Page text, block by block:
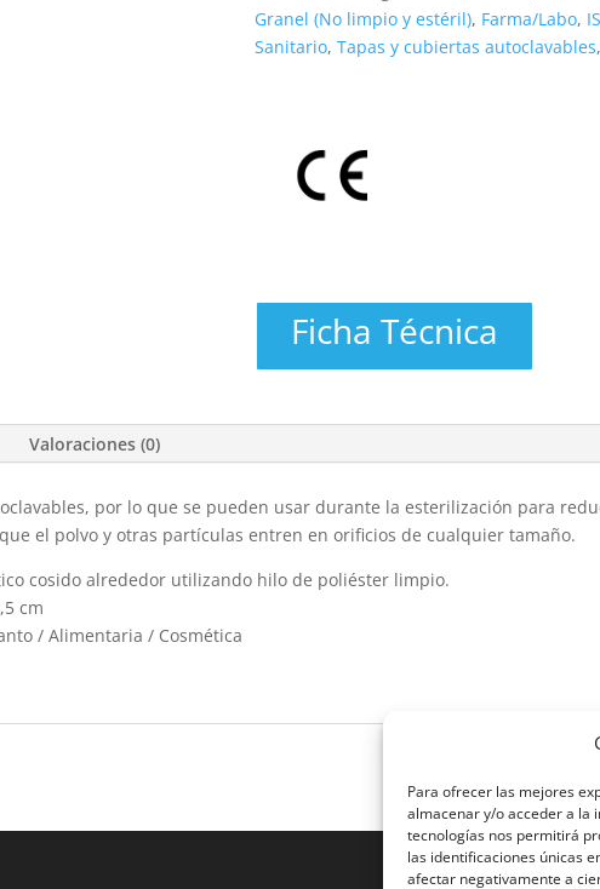
Para ofrecer las mejores
almacenar y/o acceder a la
tecnologías nos permitirá
las identificaciones únicas
afectar negativamente a
Granel (No limpio y estéril), Farma/Labo,
Sanitario, Tapas y cubiertas autoclavables,
Ficha Técnica
Valoraciones (0)
por lo que se pueden usar durante la esterilización para
el polvo y otras partículas entren en orificios de cualquier tamaño.
cosido alrededor utilizando hilo de poliéster limpio.
cm
/ Alimentaria / Cosmética